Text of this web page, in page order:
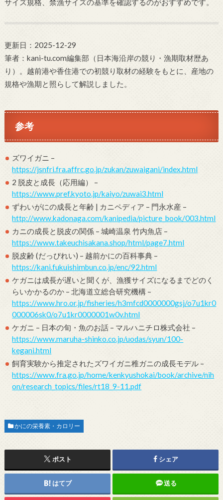
更新日：2025-12-29
筆者：kani-tu.com編集部（日本海沿岸の競り・漁期取材歴あ
り）。越前港や香住港での初競り取材の経験をもとに、産地の
規格や漁期と照らして解説しました。
参考
ズワイガニ –
https://jsnfri.fra.affrc.go.jp/zukan/zuwaigani/index.html
2 脱皮と成長（応用編） –
https://www.pref.kyoto.jp/kaiyo/zuwai3.html
ずわいがにの成長と年齢 | カニペディア – 門永水産 –
http://www.kadonaga.com/kanipedia/picture_book/003.html
カニの成長と脱皮の関係 – 城崎温泉 竹内魚店 –
https://www.takeuchisakana.shop/html/page7.html
脱皮齢 (だっぴれい) – 越前かにの百科事典 –
https://kani.fukuishimbun.co.jp/enc/92.html
ケガニは成長が遅いと聞くが、漁獲サイズになるまでどのく
らいかかるのか – 北海道立総合研究機構 –
https://www.hro.or.jp/fisheries/h3mfcd0000000gsj/o7u1kr0
000006sk0/o7u1kr0000001w0v.html
ケガニ – 日本の旬・魚のお話 – マルハニチロ株式会社 –
https://www.maruha-shinko.co.jp/uodas/syun/100-
kegani.html
飼育実験から推定されたズワイガニ稚ガニの成長モデル –
https://www.fra.go.jp/home/kenkyushokai/book/archive/nih
on/research_topics/files/rt18_9-11.pdf
かにの栄養素・カロリー
ポスト シェア
はてブ 送る